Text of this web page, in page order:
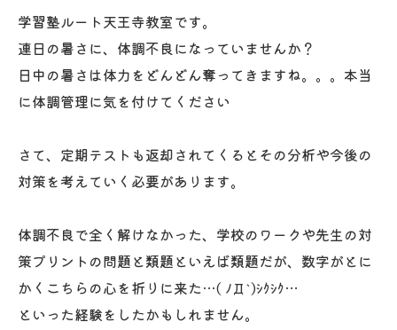
学習塾ルート天王寺教室です。
連日の暑さに、体調不良になっていませんか？
日中の暑さは体力をどんどん奪ってきますね。。。本当
に体調管理に気を付けてください
さて、定期テストも返却されてくるとその分析や今後の
対策を考えていく必要があります。
体調不良で全く解けなかった、学校のワークや先生の対
策プリントの問題と類題といえば類題だが、数字がとに
かくこちらの心を折りに来た…( ﾉД`)ｼｸｼｸ…
といった経験をしたかもしれません。